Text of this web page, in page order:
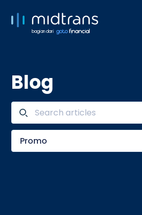
bagian dari
Blog
Promo